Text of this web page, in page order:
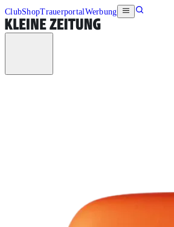
ClubShopTrauerportalWerbung